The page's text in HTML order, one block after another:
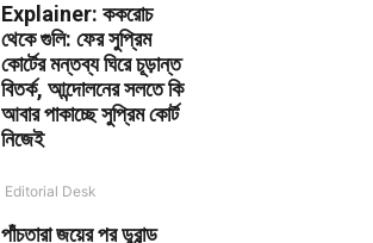
Explainer: ককরোচ
থেকে গুলি: ফের সুপ্রিম
কোর্টের মন্তব্য ঘিরে চূড়ান্ত
বিতর্ক, আন্দোলনের সলতে কি
আবার পাকাচ্ছে সুপ্রিম কোর্ট
নিজেই
Editorial Desk
পাঁচতারা জয়ের পর ডুরান্ড